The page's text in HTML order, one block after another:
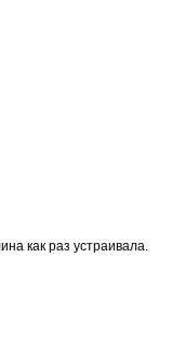
как раз устраивала.